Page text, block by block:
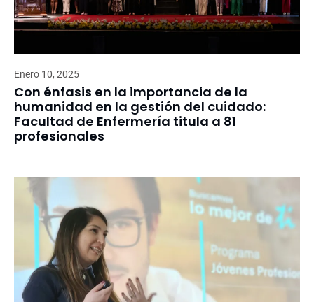
Enero 10, 2025
Con énfasis en la importancia de la
humanidad en la gestión del cuidado:
Facultad de Enfermería titula a 81
profesionales